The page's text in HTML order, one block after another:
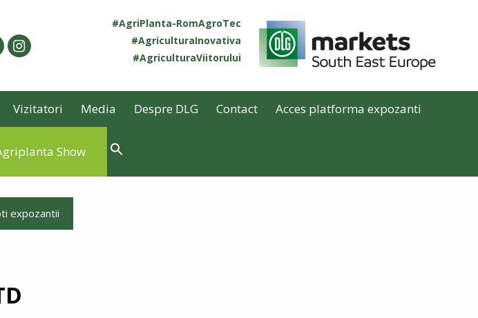
#AgriPlanta-RomAgroTec
#AgriculturaInovativa
#AgriculturaViitorului
Vizitatori Media Despre DLG Contact Acces platforma expozanti
Show
expozantii